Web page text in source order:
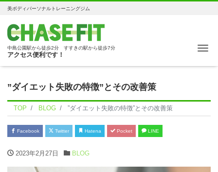
美ボディパーソナルトレーニングジム
中島公園駅から徒歩2分 すすきの駅から徒歩7分
アクセス便利です！
”ダイエット失敗の特徴”とその改善策
TOP BLOG ”ダイエット失敗の特徴”とその改善策
Facebook Twitter Hatena Pocket LINE
2023年2月27日 BLOG